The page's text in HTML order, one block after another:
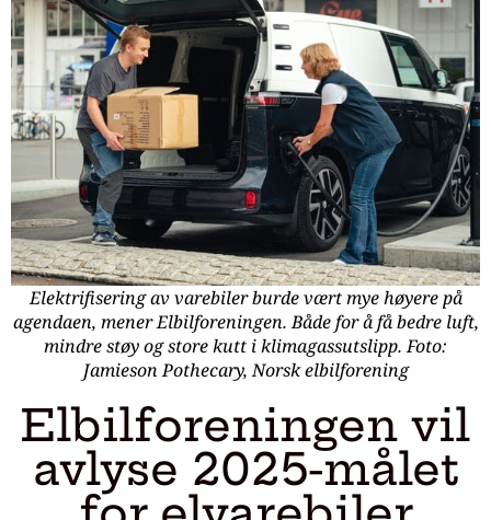
Elektrifisering av varebiler burde vært mye høyere på
agendaen, mener Elbilforeningen. Både for å få bedre luft,
mindre støy og store kutt i klimagassutslipp. Foto:
Jamieson Pothecary, Norsk elbilforening
Elbilforeningen vil
avlyse 2025-målet